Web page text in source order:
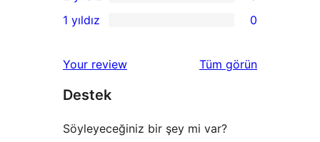
inceleme
yıldızlı
2
inceleme
yıldızlı
inceleme
1 yıldız 0
Your review Tüm değerlendirmeleri
görün
Destek
Söyleyeceğiniz bir şey mi var?